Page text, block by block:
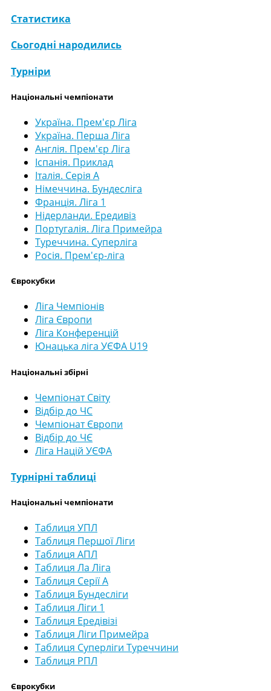
Статистика
Сьогодні народились
Турніри
Національні чемпіонати
Україна. Прем'єр Ліга
Україна. Перша Ліга
Англія. Прем'єр Ліга
Іспанія. Приклад
Італія. Серія А
Німеччина. Бундесліга
Франція. Ліга 1
Нідерланди. Ередивіз
Португалія. Ліга Примейра
Туреччина. Суперліга
Росія. Прем'єр-ліга
Єврокубки
Ліга Чемпіонів
Ліга Європи
Ліга Конференцій
Юнацька ліга УЄФА U19
Національні збірні
Чемпіонат Світу
Відбір до ЧС
Чемпіонат Європи
Відбір до ЧЄ
Ліга Націй УЄФА
Турнірні таблиці
Національні чемпіонати
Таблиця УПЛ
Таблиця Першої Ліги
Таблиця АПЛ
Таблиця Ла Ліга
Таблиця Серії А
Таблиця Бундесліги
Таблиця Ліги 1
Таблиця Ередівізі
Таблиця Ліги Примейра
Таблиця Суперліги Туреччини
Таблиця РПЛ
Єврокубки